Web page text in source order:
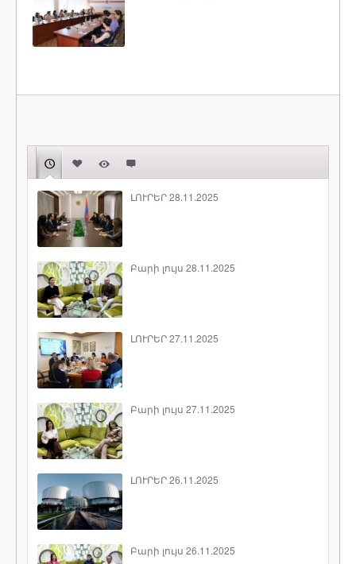
ԼՈՒՐԵՐ 28.11.2025
Բարի լույս 28.11.2025
ԼՈՒՐԵՐ 27.11.2025
Բարի լույս 27.11.2025
ԼՈՒՐԵՐ 26.11.2025
Բարի լույս 26.11.2025